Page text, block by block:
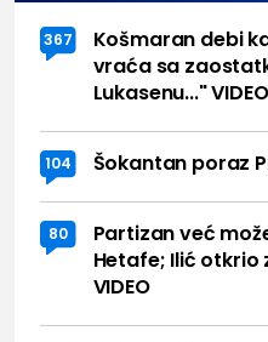
367
Košmaran debi
vraća sa
Lukasenu..." VIDEO
104 Šokantan poraz
80
Partizan već
Hetafe; Ilić otkrio
VIDEO